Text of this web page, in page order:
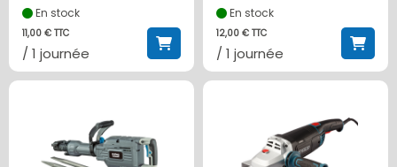
En stock
11,00 € TTC
/ 1 journée
En stock
12,00 € TTC
/ 1 journée